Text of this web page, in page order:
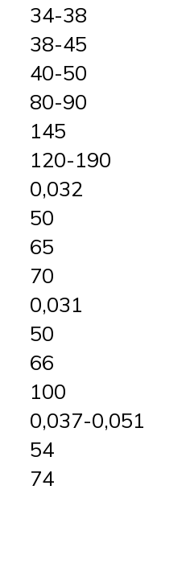
34-38
38-45
40-50
80-90
145
120-190
0,032
50
65
70
0,031
50
66
100
0,037-0,051
54
74